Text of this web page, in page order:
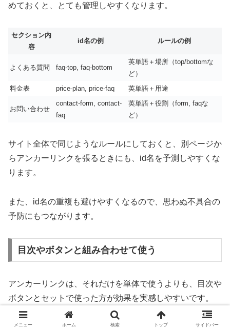
めておくと、とても管理しやすくなります。
セクション内
容
id名の例 ルールの例
よくある質問 faq-top, faq-bottom
英単語＋場所（top/bottomな
ど）
料金表
price-plan, price-faq 英単語＋用途
お問い合わせ
contact-form, contact-
faq
英単語＋役割（form, faqな
ど）
サイト全体で同じようなルールにしておくと、別ページか
らアンカーリンクを張るときにも、id名を予測しやすくな
ります。
また、id名の重複も避けやすくなるので、思わぬ不具合の
予防にもつながります。
目次やボタンと組み合わせて使う
アンカーリンクは、それだけを単体で使うよりも、目次や
ボタンとセットで使った方が効果を実感しやすいです。
記事の冒頭に「この記事で分かること」の目次を置
メニュー ホーム 検索 トップ サイドバー